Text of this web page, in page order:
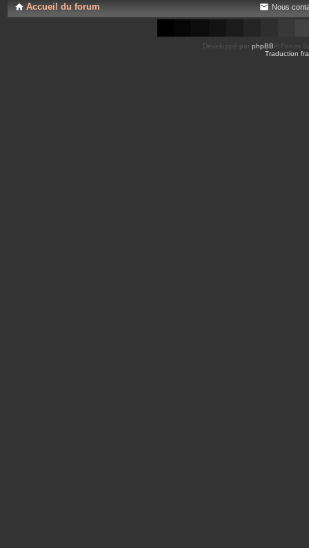
Accueil du forum Nous
Développé par phpBB ® Forum
Traduction